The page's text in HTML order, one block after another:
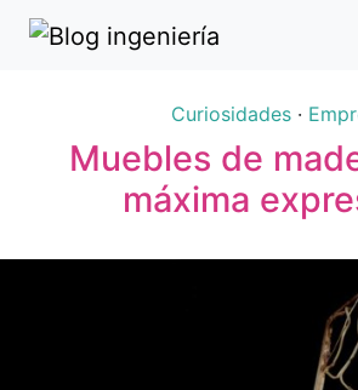
Curiosidades ·
Muebles de
máxima